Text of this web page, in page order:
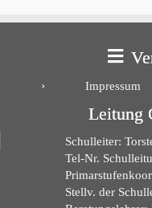
Impressum
Leitung
Schulleiter:
Tel-Nr.
Stellv. der